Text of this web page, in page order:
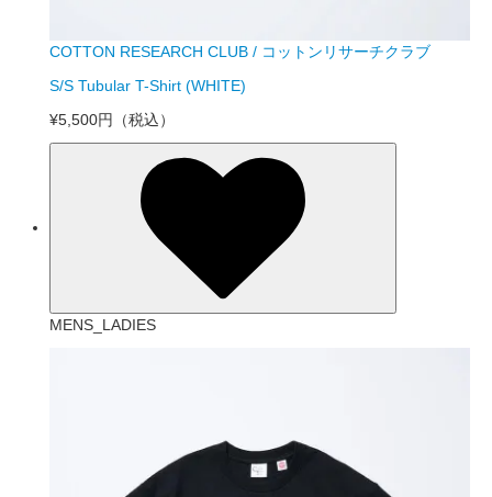
COTTON RESEARCH CLUB / コットンリサーチクラブ
S/S Tubular T-Shirt (WHITE)
¥5,500円
（税込）
MENS_LADIES